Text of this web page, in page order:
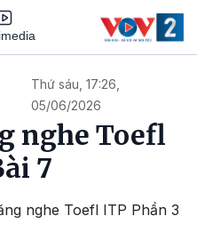
Thứ sáu, 17:26,
05/06/2026
nghe Toefl
7
nghe Toefl ITP Phần 3